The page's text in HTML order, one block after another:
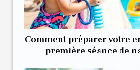
Comment préparer votre
première séance de